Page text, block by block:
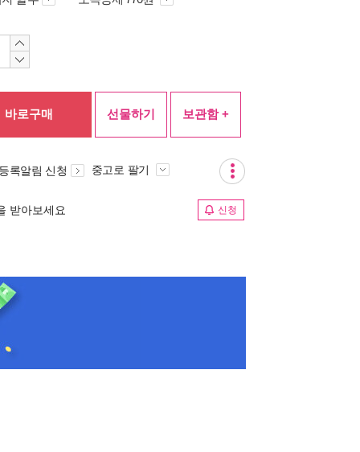
바로구매 선물하기 보관함 +
록알림 신청 중고로 팔기
받아보세요 신청